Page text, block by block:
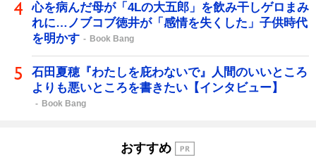
心を病んだ母が「4Lの大五郎」を飲み干しゲロまみ
れに…ノブコブ徳井が「感情を失くした」子供時代
を明かす
Book Bang
石田夏穂『わたしを庇わないで』人間のいいところ
よりも悪いところを書きたい【インタビュー】
Book Bang
おすすめ